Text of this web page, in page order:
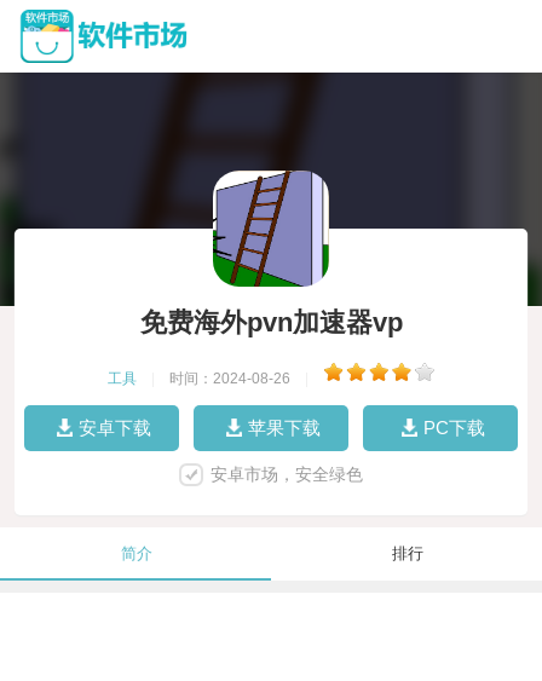
免费海外pvn加速器vp
工具 时间：2024-08-26
安卓下载 苹果下载 PC下载
安卓市场，安全绿色
简介 排行